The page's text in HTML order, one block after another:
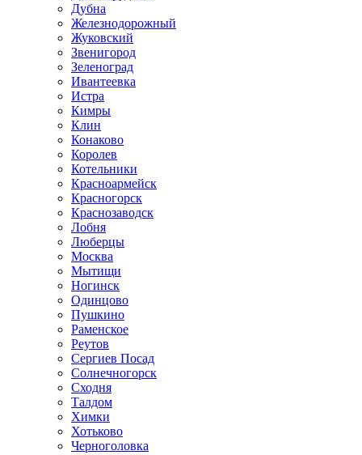
Дубна
Железнодорожный
Жуковский
Звенигород
Зеленоград
Ивантеевка
Истра
Кимры
Клин
Конаково
Королев
Котельники
Красноармейск
Красногорск
Краснозаводск
Лобня
Люберцы
Москва
Мытищи
Ногинск
Одинцово
Пушкино
Раменское
Реутов
Сергиев Посад
Солнечногорск
Сходня
Талдом
Химки
Хотьково
Черноголовка